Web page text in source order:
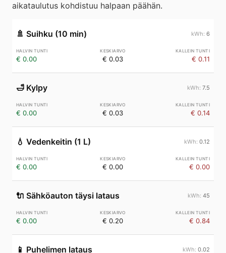
aikataulutus kohdistuu halpaan päähän.
🚿 Suihku (10 min) 6
€ 0.00 € 0.03 € 0.11
🛁 Kylpy 7.5
€ 0.00 € 0.03 € 0.14
💧 Vedenkeitin (1 L) 0.12
€ 0.00 € 0.00 € 0.00
🔌 Sähköauton täysi lataus 45
€ 0.00 € 0.20 € 0.84
📱 Puhelimen lataus 0.02